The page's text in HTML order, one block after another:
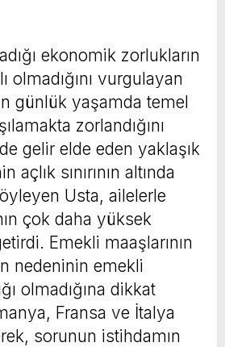
ekonomik zorlukların
olmadığını vurgulayan
günlük yaşamda temel
zorlandığını
gelir elde eden yaklaşık
sınırının altında
Usta, ailelerle
çok daha yüksek
Emekli maaşlarının
nedeninin emekli
olmadığına dikkat
Fransa ve İtalya
sorunun istihdamın